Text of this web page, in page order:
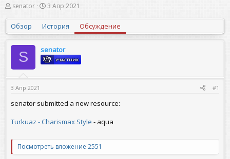
А
о
р
т
ы
senator
Д
а
н
а
ч
а
а
3 Апр 2021
Обзор История Обсуждение
S senator
УЧАСТНИК
3 Апр 2021 #1
senator submitted a new resource:
Turkuaz - Charismax Style - aqua
Посмотреть вложение 2551